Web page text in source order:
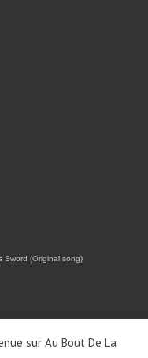
sur Au Bout De La
Sword (Original song)
FACEBOOK